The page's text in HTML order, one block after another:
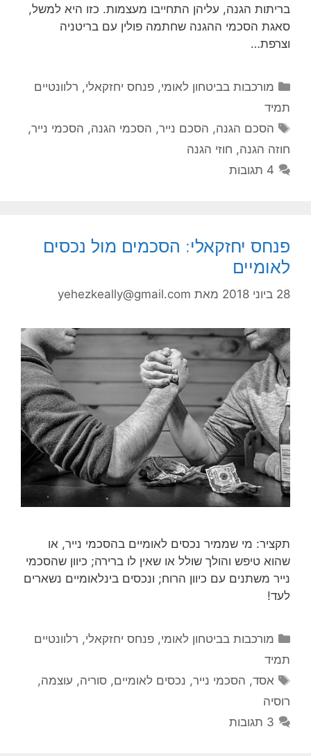
בריתות הגנה, עליהן התחייבו מעצמות. כזו היא למשל,
סאגת הסכמי ההגנה שחתמה פולין עם בריטניה
וצרפת…
קטגוריות
מורכבות בביטחון לאומי,פנחס יחזקאלי, רלוונטיים
תמיד
תגיות
הסכם הגנה, הסכם נייר, הסכמי הגנה, הסכמי נייר,
חוזה הגנה, חוזי הגנה
4 תגובות
פנחס יחזקאלי: הסכמים מול נכסים
לאומיים
28 ביוני 2018 מאת yehezkeally@gmail.com
תקציר: מי שממיר נכסים לאומיים בהסכמי נייר, או
שהוא טיפש והולך שולל או שאין לו ברירה; כיוון שהסכמי
נייר משתנים עם כיוון הרוח; ונכסים בינלאומיים נשארים
לעד!
קטגוריות
מורכבות בביטחון לאומי,פנחס יחזקאלי, רלוונטיים
תמיד
תגיות
אסד, הסכמי נייר, נכסים לאומיים,סוריה, עוצמה,
רוסיה
3 תגובות